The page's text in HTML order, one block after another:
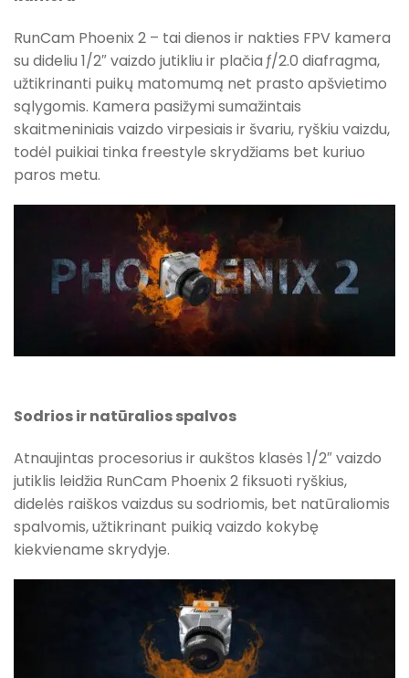
RunCam Phoenix 2 – tai dienos ir nakties FPV kamera
su dideliu 1/2″ vaizdo jutikliu ir plačia ƒ/2.0 diafragma,
užtikrinanti puikų matomumą net prasto apšvietimo
sąlygomis. Kamera pasižymi sumažintais
skaitmeniniais vaizdo virpesiais ir švariu, ryškiu vaizdu,
todėl puikiai tinka freestyle skrydžiams bet kuriuo
paros metu.
Sodrios ir natūralios spalvos
Atnaujintas procesorius ir aukštos klasės 1/2″ vaizdo
jutiklis leidžia RunCam Phoenix 2 fiksuoti ryškius,
didelės raiškos vaizdus su sodriomis, bet natūraliomis
spalvomis, užtikrinant puikią vaizdo kokybę
kiekviename skrydyje.